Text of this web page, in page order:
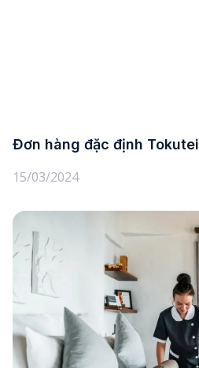
Đơn hàng đặc định Tokutei
15/03/2024